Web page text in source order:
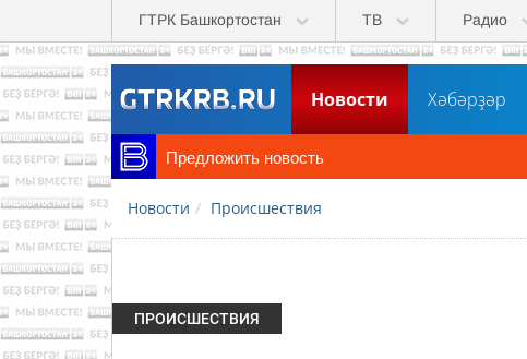
Перейти к основному содержанию
ГТРК Башкортостан ТВ Радио
Новости Хәбәрҙәр
Предложить новость
Новости Происшествия
ПРОИСШЕСТВИЯ